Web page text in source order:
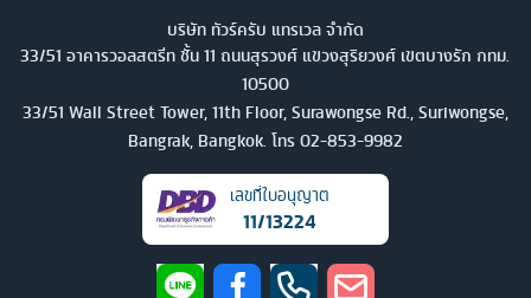
บริษัท ทัวร์ครับ แทรเวล จำกัด
33/51 อาคารวอลสตรีท ชั้น 11 ถนนสุรวงศ์ แขวงสุริยวงศ์ เขตบางรัก กทม.
10500
33/51 Wall Street Tower, 11th Floor, Surawongse Rd., Suriwongse,
Bangrak, Bangkok. โทร 02-853-9982
เลขที่ใบอนุญาต
11/13224